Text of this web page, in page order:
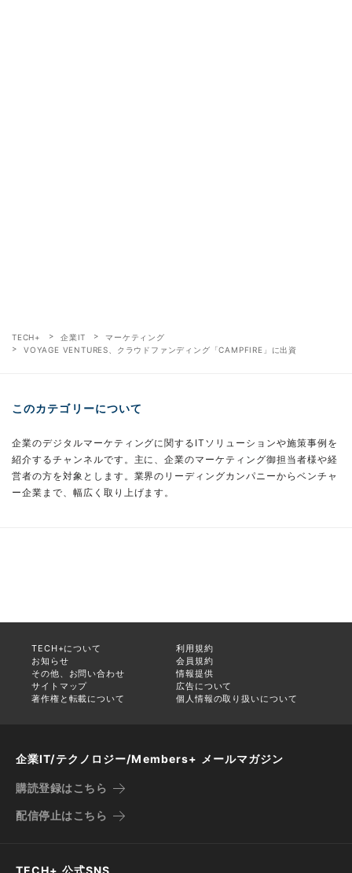
TECH+ 企業IT
マーケティング
VOYAGE VENTURES、クラウドファンディング「CAMPFIRE」に出資
このカテゴリーについて
企業のデジタルマーケティングに関するITソリューションや施策事例を
紹介するチャンネルです。主に、企業のマーケティング御担当者様や経
営者の方を対象とします。業界のリーディングカンパニーからベンチャ
ー企業まで、幅広く取り上げます。
TECH+について
利用規約
お知らせ
会員規約
その他、お問い合わせ
情報提供
サイトマップ
広告について
著作権と転載について
個人情報の取り扱いについて
企業IT/テクノロジー/Members+ メールマガジン
購読登録はこちら
配信停止はこちら
TECH+ 公式SNS